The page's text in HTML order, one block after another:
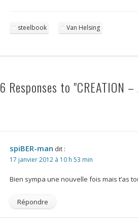
steelbook Van Helsing
6 Responses to "CREATION
spiBER-man dit :
17 janvier 2012 à 10 h 53 min
Bien sympa une nouvelle fois mais t’as
Répondre